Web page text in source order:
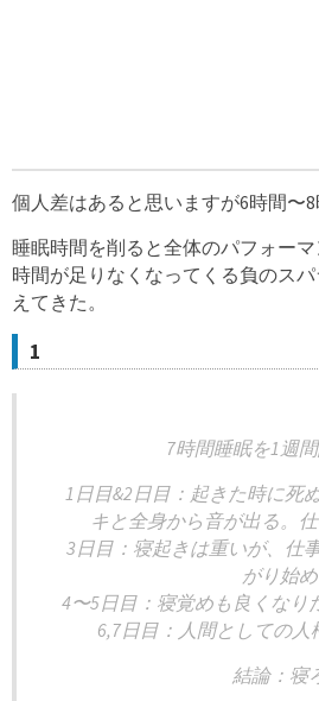
個人差はあると思いますが6時間〜8
睡眠時間を削ると全体のパフォー
時間が足りなくなってくる負のス
えてきた。
1
7時間睡眠を1週
1日目&2日目：起きた時に死
キと全身から音が出る。
3日目：寝起きは重いが、仕
がり始
4〜5日目：寝覚めも良くなり
6,7日目：人間としての
結論：寝